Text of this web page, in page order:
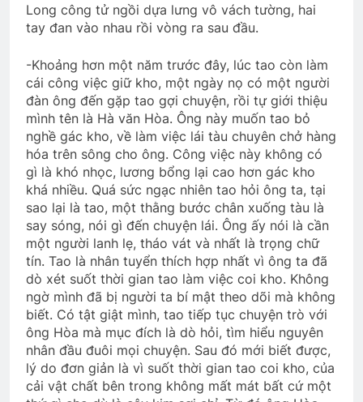
Long công tử ngồi dựa lưng vô vách tường, hai
tay đan vào nhau rồi vòng ra sau đầu.
-Khoảng hơn một năm trước đây, lúc tao còn làm
cái công việc giữ kho, một ngày nọ có một người
đàn ông đến gặp tao gợi chuyện, rồi tự giới thiệu
mình tên là Hà văn Hòa. Ông này muốn tao bỏ
nghề gác kho, về làm việc lái tàu chuyên chở hàng
hóa trên sông cho ông. Công việc này không có
gì là khó nhọc, lương bổng lại cao hơn gác kho
khá nhiều. Quá sức ngạc nhiên tao hỏi ông ta, tại
sao lại là tao, một thằng bước chân xuống tàu là
say sóng, nói gì đến chuyện lái. Ông ấy nói là cần
một người lanh lẹ, tháo vát và nhất là trọng chữ
tín. Tao là nhân tuyển thích hợp nhất vì ông ta đã
dò xét suốt thời gian tao làm việc coi kho. Không
ngờ mình đã bị người ta bí mật theo dõi mà không
biết. Có tật giật mình, tao tiếp tục chuyện trò với
ông Hòa mà mục đích là dò hỏi, tìm hiểu nguyên
nhân đầu đuôi mọi chuyện. Sau đó mới biết được,
lý do đơn giản là vì suốt thời gian tao coi kho, của
cải vật chất bên trong không mất mát bất cứ một